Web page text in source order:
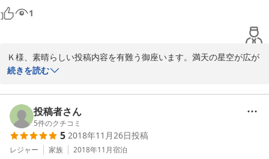
特別料理を事前に竹虎さんに確認した所、繁忙期は難しいと
「鮑の刺身位ならやるよ！」とこれまた、とても柔軟なご対応を・・・
息子に鮑の刺身を食べさせてやることが出来ました。
本当にありがとうございます。_(._.)_
都会ではとても見る事が出来ない程の星空。
まるでプラネタリウムの中にいる感じで、
時折、流れ星もスッー！スッー！と思わず、
うわっ！声を出してしまいました。
1
Ｋ様、素晴らしい投稿内容を有難う御座います。満天の星空が広が
った中に流れ星まで観測出来たとは知りませんでした。竹虎自慢の
なって下さい(*^-^*)。御一緒に焼酎を傾ける日を楽しみにしており
2019-08-13
続きを読む
投稿者さん
5件のクチコミ
5 2018年11月26日投稿
レジャー 家族 2018年11月宿泊